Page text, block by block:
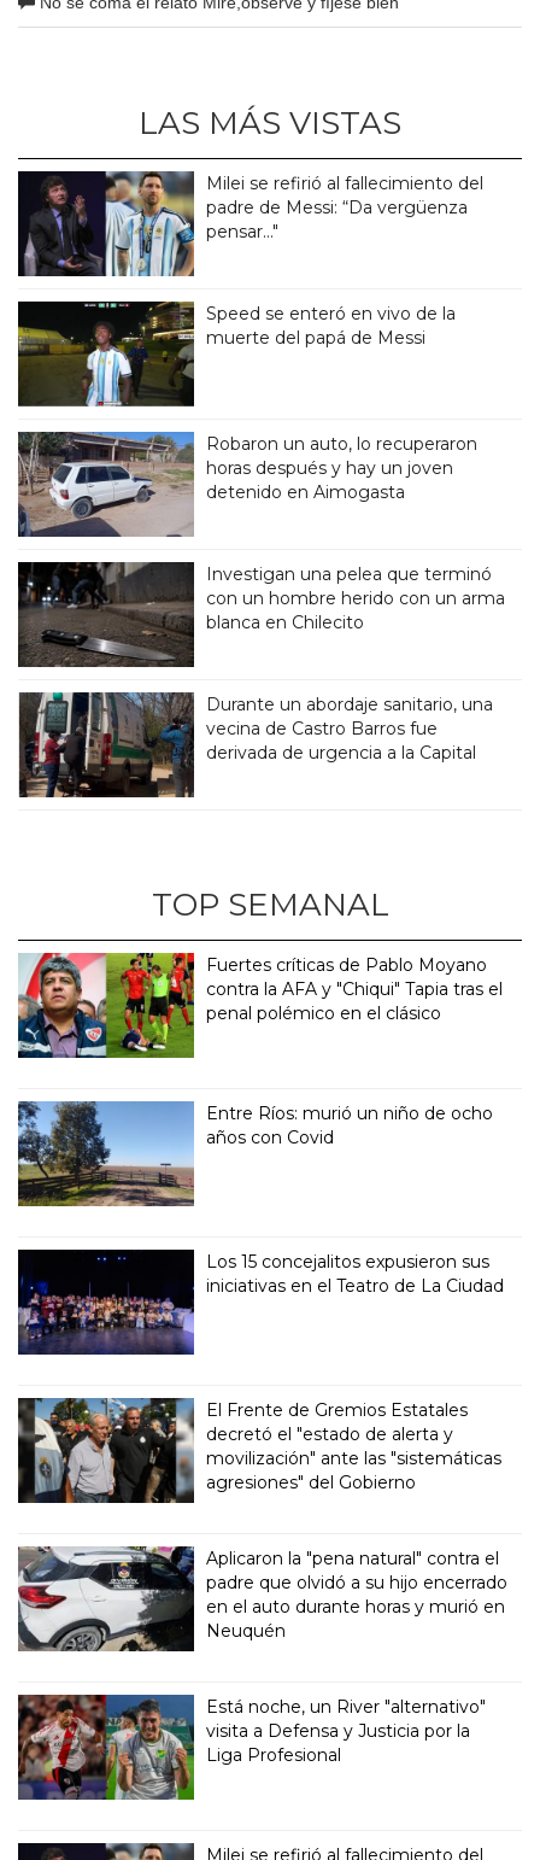
LAS MÁS VISTAS
Milei se refirió al fallecimiento del
padre de Messi: “Da vergüenza
pensar..."
Speed se enteró en vivo de la
muerte del papá de Messi
Robaron un auto, lo recuperaron
horas después y hay un joven
detenido en Aimogasta
Investigan una pelea que terminó
con un hombre herido con un arma
blanca en Chilecito
Durante un abordaje sanitario, una
vecina de Castro Barros fue
derivada de urgencia a la Capital
TOP SEMANAL
Fuertes críticas de Pablo Moyano
contra la AFA y "Chiqui" Tapia tras el
penal polémico en el clásico
Entre Ríos: murió un niño de ocho
años con Covid
Los 15 concejalitos expusieron sus
iniciativas en el Teatro de La Ciudad
El Frente de Gremios Estatales
decretó el "estado de alerta y
movilización" ante las "sistemáticas
agresiones" del Gobierno
Aplicaron la "pena natural" contra el
padre que olvidó a su hijo encerrado
en el auto durante horas y murió en
Neuquén
Está noche, un River "alternativo"
visita a Defensa y Justicia por la
Liga Profesional
Milei se refirió al fallecimiento del